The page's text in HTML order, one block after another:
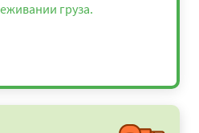
груза.